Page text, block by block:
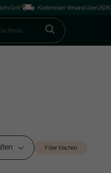
Golf Kostenloser Versand über 250€
Filter löschen